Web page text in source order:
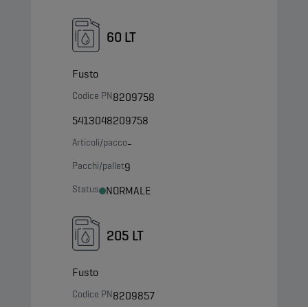
60 LT
Fusto
Codice PN8209758
5413048209758
Articoli/pacco-
Pacchi/pallet9
Status NORMALE
205 LT
Fusto
Codice PN8209857